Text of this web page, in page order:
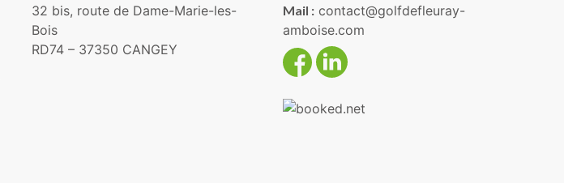
32 bis, route de Dame-Marie-les-
Bois
RD74 – 37350 CANGEY
Mail : contact@golfdefleuray-
amboise.com